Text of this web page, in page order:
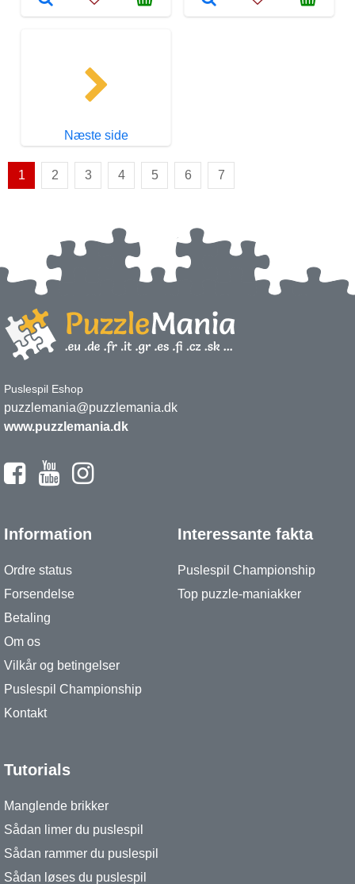
Næste side
1 2 3 4 5 6 7
Puslespil Eshop
puzzlemania@puzzlemania.dk
www.puzzlemania.dk
Information
Ordre status
Forsendelse
Betaling
Om os
Vilkår og betingelser
Puslespil Championship
Kontakt
Interessante fakta
Puslespil Championship
Top puzzle-maniakker
Tutorials
Manglende brikker
Sådan limer du puslespil
Sådan rammer du puslespil
Sådan løses du puslespil